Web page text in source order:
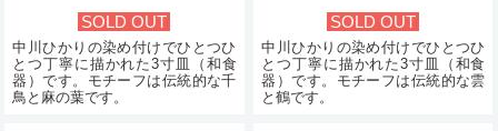
SOLD OUT
中川ひかりの染め付けでひとつひ
とつ丁寧に描かれた3寸皿（和食
器）です。モチーフは伝統的な千
鳥と麻の葉です。
SOLD OUT
中川ひかりの染め付けでひとつひ
とつ丁寧に描かれた3寸皿（和食
器）です。モチーフは伝統的な雲
と鶴です。